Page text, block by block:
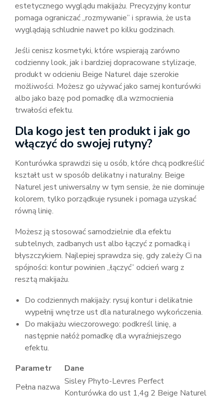
estetycznego wyglądu makijażu. Precyzyjny kontur
pomaga ograniczać „rozmywanie” i sprawia, że usta
wyglądają schludnie nawet po kilku godzinach.
Jeśli cenisz kosmetyki, które wspierają zarówno
codzienny look, jak i bardziej dopracowane stylizacje,
produkt w odcieniu Beige Naturel daje szerokie
możliwości. Możesz go używać jako samej konturówki
albo jako bazę pod pomadkę dla wzmocnienia
trwałości efektu.
Dla kogo jest ten produkt i jak go
włączyć do swojej rutyny?
Konturówka sprawdzi się u osób, które chcą podkreślić
kształt ust w sposób delikatny i naturalny. Beige
Naturel jest uniwersalny w tym sensie, że nie dominuje
kolorem, tylko porządkuje rysunek i pomaga uzyskać
równą linię.
Możesz ją stosować samodzielnie dla efektu
subtelnych, zadbanych ust albo łączyć z pomadką i
błyszczykiem. Najlepiej sprawdza się, gdy zależy Ci na
spójności: kontur powinien „łączyć” odcień warg z
resztą makijażu.
Do codziennych makijaży: rysuj kontur i delikatnie
wypełnij wnętrze ust dla naturalnego wykończenia.
Do makijażu wieczorowego: podkreśl linię, a
następnie nałóż pomadkę dla wyraźniejszego
efektu.
Parametr
Dane
Pełna nazwa
Sisley Phyto-Levres Perfect
Konturówka do ust 1,4g 2 Beige Naturel